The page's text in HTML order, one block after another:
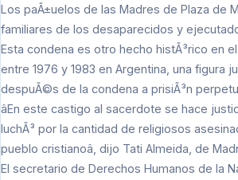
Los paÃ±uelos de las Madres de Plaza de
familiares de los desaparecidos y
Esta condena es otro hecho histÃ³rico en
entre 1976 y 1983 en Argentina, una figura
despuÃ©s de la condena a prisiÃ³n
âEn este castigo al sacerdote se hace
luchÃ³ por la cantidad de religiosos
pueblo cristianoâ, dijo Tati Almeida, de
El secretario de Derechos Humanos de la